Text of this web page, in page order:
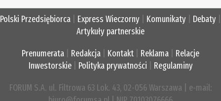
Polski Przedsiębiorca Express Wieczorny Komunikaty Debaty
Artykuły partnerskie
Prenumerata Redakcja Kontakt Reklama
Relacje
Inwestorskie| Polityka prywatności Regulaminy
FORUM S.A. ul. Filtrowa 63 Lok. 43, 02-056 Warszawa | e-mail: